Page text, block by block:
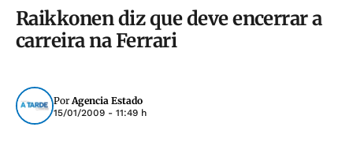
Raikkonen diz que deve encerrar a
carreira na Ferrari
PorAgencia Estado
15/01/2009 - 11:49 h